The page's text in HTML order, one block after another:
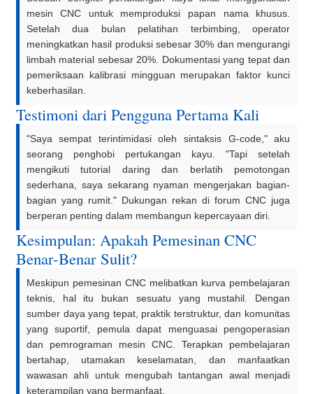
mesin CNC untuk memproduksi papan nama khusus.
Setelah dua bulan pelatihan terbimbing, operator
meningkatkan hasil produksi sebesar 30% dan mengurangi
limbah material sebesar 20%. Dokumentasi yang tepat dan
pemeriksaan kalibrasi mingguan merupakan faktor kunci
keberhasilan.
Testimoni dari Pengguna Pertama Kali
"Saya sempat terintimidasi oleh sintaksis G-code," aku
seorang penghobi pertukangan kayu. "Tapi setelah
mengikuti tutorial daring dan berlatih pemotongan
sederhana, saya sekarang nyaman mengerjakan bagian-
bagian yang rumit." Dukungan rekan di forum CNC juga
berperan penting dalam membangun kepercayaan diri.
Kesimpulan: Apakah Pemesinan CNC
Benar-Benar Sulit?
Meskipun pemesinan CNC melibatkan kurva pembelajaran
teknis, hal itu bukan sesuatu yang mustahil. Dengan
sumber daya yang tepat, praktik terstruktur, dan komunitas
yang suportif, pemula dapat menguasai pengoperasian
dan pemrograman mesin CNC. Terapkan pembelajaran
bertahap, utamakan keselamatan, dan manfaatkan
wawasan ahli untuk mengubah tantangan awal menjadi
keterampilan yang bermanfaat.